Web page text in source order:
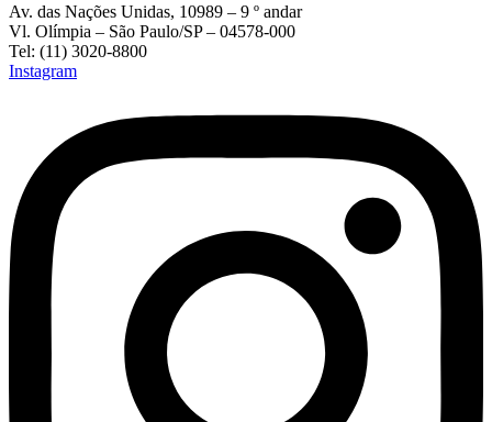
Av. das Nações Unidas, 10989 – 9 º andar
Vl. Olímpia – São Paulo/SP – 04578-000
Tel: (11) 3020-8800
Instagram